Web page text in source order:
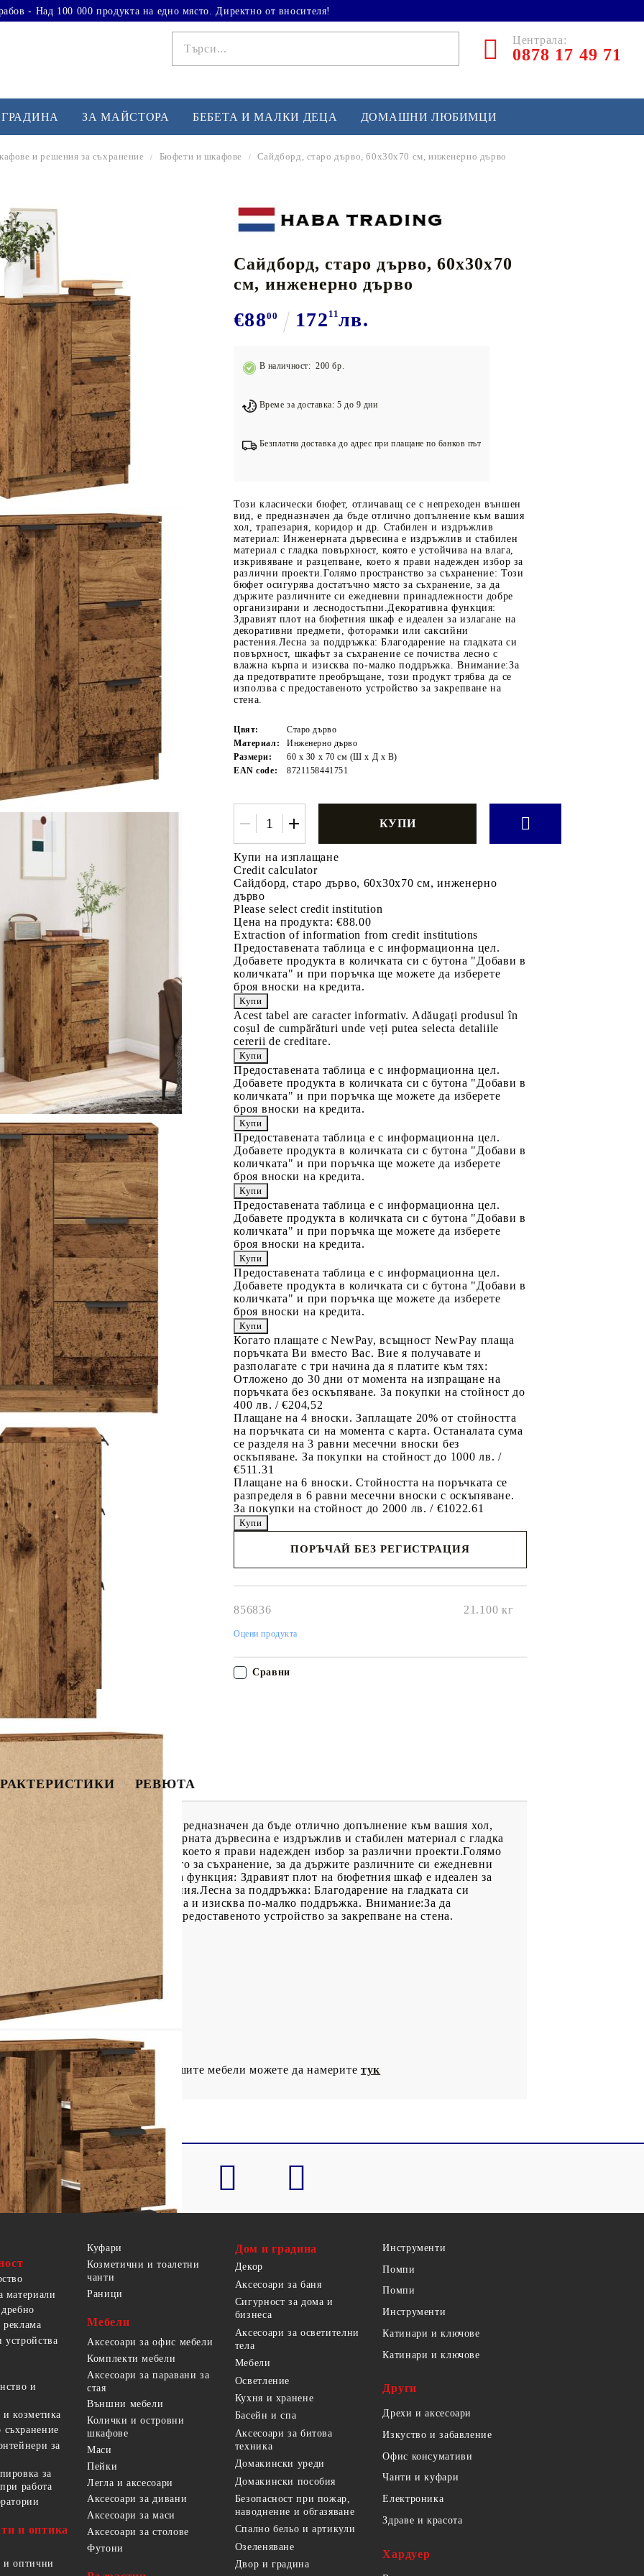
- Над 100 000 продукта на едно място. Директно от вносителя!
Централа:
0878 17 49 71
Вдигане на тежести
Кардио
Йога и пилатес
Лежанки за упражнения
Тренажори за баланс
Подложки за фитнес уреди
Лостове за набиране
Силови кули
Йога и пилатес
Баскетбол
Бейзбол и софтбол
Хокей и лакрос
Основно спортно оборудване
ЗА МАЙСТОРА БЕБЕТА И МАЛКИ ДЕЦА ДОМАШНИ ЛЮБИМЦИ
и решения за съхранение Бюфети и шкафове Сайдборд, старо дърво, 60x30x70 см, инженерно дърво
Tweet
Сайдборд, старо дърво, 60x30x70
см, инженерно дърво
€8800 172 11лв.
В наличност: 200 бр.
Време за доставка: 5 до 9 дни
Безплатна доставка до адрес при плащане по банков път
Този класически бюфет, отличаващ се с непреходен външен
вид, е предназначен да бъде отлично допълнение към вашия
хол, трапезария, коридор и др. Стабилен и издръжлив
материал: Инженерната дървесина е издръжлив и стабилен
материал с гладка повърхност, която е устойчива на влага,
изкривяване и разцепване, което я прави надежден избор за
различни проекти.Голямо пространство за съхранение: Този
бюфет осигурява достатъчно място за съхранение, за да
държите различните си ежедневни принадлежности добре
организирани и леснодостъпни.Декоративна функция:
Здравият плот на бюфетния шкаф е идеален за излагане на
декоративни предмети, фоторамки или саксийни
растения.Лесна за поддръжка: Благодарение на гладката си
повърхност, шкафът за съхранение се почиства лесно с
влажна кърпа и изисква по-малко поддръжка. Внимание:За
да предотвратите преобръщане, този продукт трябва да се
използва с предоставеното устройство за закрепване на
стена.
Цвят:
Старо дърво
Материал:
Инженерно дърво
Размери:
60 x 30 x 70 см (Ш x Д x В)
EAN code:
8721158441751
Купи на изплащане
Credit calculator
Сайдборд, старо дърво, 60x30x70 см, инженерно
дърво
Please select credit institution
Цена на продукта: €88.00
Extraction of information from credit institutions
Предоставената таблица е с информационна цел.
Добавете продукта в количката си с бутона "Добави в
количката" и при поръчка ще можете да изберете
броя вноски на кредита.
Acest tabel are caracter informativ. Adăugați produsul în
coșul de cumpărături unde veți putea selecta detaliile
cererii de creditare.
Предоставената таблица е с информационна цел.
Добавете продукта в количката си с бутона "Добави в
количката" и при поръчка ще можете да изберете
броя вноски на кредита.
Предоставената таблица е с информационна цел.
Добавете продукта в количката си с бутона "Добави в
количката" и при поръчка ще можете да изберете
броя вноски на кредита.
Предоставената таблица е с информационна цел.
Добавете продукта в количката си с бутона "Добави в
количката" и при поръчка ще можете да изберете
броя вноски на кредита.
Предоставената таблица е с информационна цел.
Добавете продукта в количката си с бутона "Добави в
количката" и при поръчка ще можете да изберете
броя вноски на кредита.
Когато плащате с NewPay, всъщност NewPay плаща
поръчката Ви вместо Вас. Вие я получавате и
разполагате с три начина да я платите към тях:
Отложено до 30 дни от момента на изпращане на
поръчката без оскъпяване. За покупки на стойност до
400 лв. / €204,52
Плащане на 4 вноски. Заплащате 20% от стойността
на поръчката си на момента с карта. Останалата сума
се разделя на 3 равни месечни вноски без
оскъпяване. За покупки на стойност до 1000 лв. /
€511.31
Плащане на 6 вноски. Стойността на поръчката се
разпределя в 6 равни месечни вноски с оскъпяване.
За покупки на стойност до 2000 лв. / €1022.61
ПОРЪЧАЙ БЕЗ РЕГИСТРАЦИЯ
856836 21.100 кг
Оцени продукта
Сравни
РЕВЮТА
с непреходен външен вид, е предназначен да бъде отлично допълнение към вашия хол,
и издръжлив материал: Инженерната дървесина е издръжлив и стабилен материал с гладка
изкривяване и разцепване, което я прави надежден избор за различни проекти.Голямо
осигурява достатъчно място за съхранение, за да държите различните си ежедневни
и леснодостъпни.Декоративна функция: Здравият плот на бюфетния шкаф е идеален за
фоторамки или саксийни растения.Лесна за поддръжка: Благодарение на гладката си
почиства лесно с влажна кърпа и изисква по-малко поддръжка. Внимание:За да
трябва да се използва с предоставеното устройство за закрепване на стена.
на преобръщането на вашите мебели можете да намерите тук
материали
и
козметика
за
за
работа
и оптика
и оптични
Куфари
Козметични и тоалетни
чанти
Раници
Мебели
Аксесоари за офис мебели
Комплекти мебели
Аксесоари за паравани за
стая
Външни мебели
Колички и островни
шкафове
Маси
Пейки
Легла и аксесоари
Аксесоари за дивани
Аксесоари за маси
Аксесоари за столове
Футони
Дом и градина
Декор
Аксесоари за баня
Сигурност за дома и
бизнеса
Аксесоари за осветителни
тела
Мебели
Осветление
Кухня и хранене
Басейн и спа
Аксесоари за битова
техника
Домакински уреди
Домакински пособия
Безопасност при пожар,
наводнение и обгазяване
Спално бельо и артикули
Озеленяване
Двор и градина
Инструменти
Помпи
Помпи
Инструменти
Катинари и ключове
Катинари и ключове
Други
Дрехи и аксесоари
Изкуство и забавление
Офис консумативи
Чанти и куфари
Електроника
Здраве и красота
Хардуер